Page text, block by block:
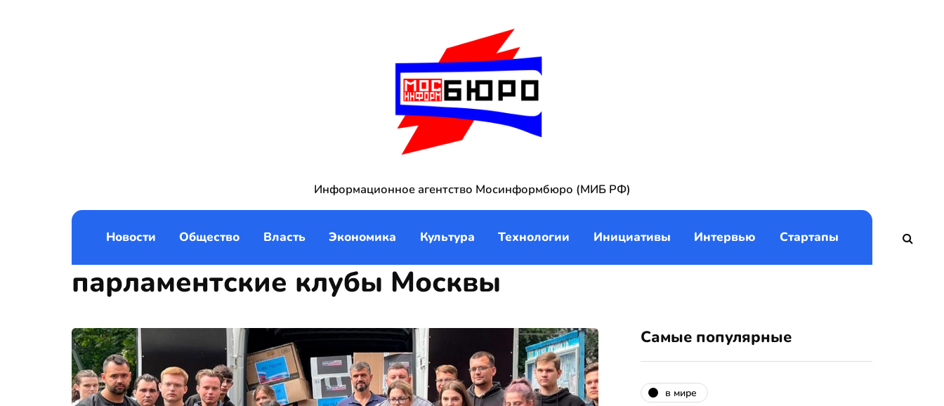
Информационное агентство Мосинформбюро (МИБ РФ)
Новости Общество Власть Экономика Культура Технологии Инициативы Интервью Стартапы
парламентские клубы Москвы
Самые популярные
в мире